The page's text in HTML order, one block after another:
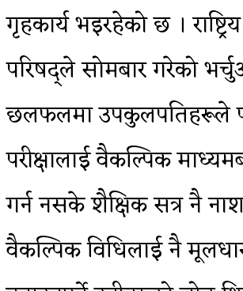
गृहकार्य भइरहेको छ ।
परिषद्ले सोमबार गरेको
छलफलमा उपकुलपतिहरूले
परीक्षालाई वैकल्पिक
गर्न नसके शैक्षिक सत्र नै
वैकल्पिक विधिलाई नै